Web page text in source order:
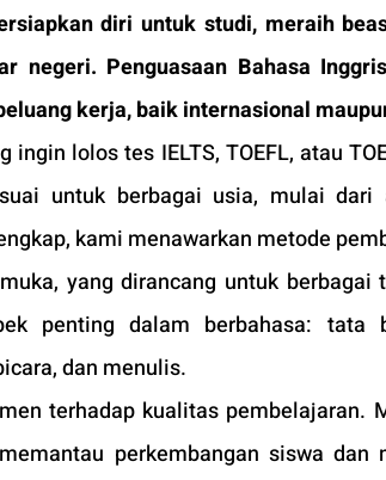
diri untuk studi, meraih
negeri. Penguasaan Bahasa
kerja, baik internasional
ingin lolos tes IELTS, TOEFL, atau
untuk berbagai usia, mulai dari
kami menawarkan metode
yang dirancang untuk
penting dalam berbahasa: tata
dan menulis.
terhadap kualitas pembelajaran.
perkembangan siswa